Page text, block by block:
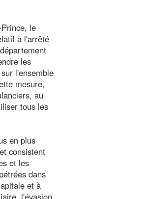
le
à l'arrêté
les
l'ensemble
mesure,
au
tous les
en plus
consistent
et les
dans
et à
l'évasion